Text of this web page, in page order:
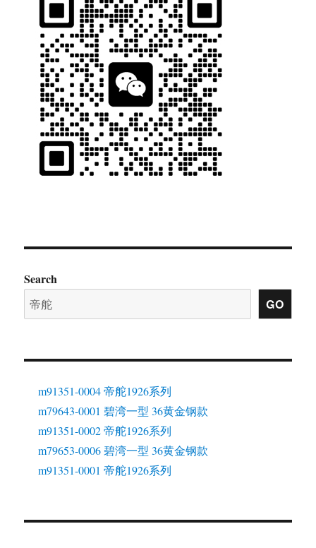
Search
GO
m91351-0004 帝舵1926系列
m79643-0001 碧湾一型 36黄金钢款
m91351-0002 帝舵1926系列
m79653-0006 碧湾一型 36黄金钢款
m91351-0001 帝舵1926系列